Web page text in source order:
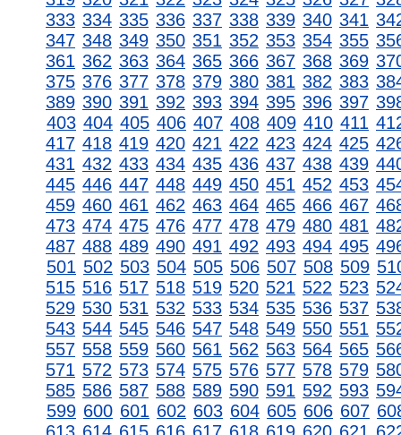
333 334 335 336 337 338 339 340 341
347 348 349 350 351 352 353 354 355
361 362 363 364 365 366 367 368 369
375 376 377 378 379 380 381 382 383
389 390 391 392 393 394 395 396 397
403 404 405 406 407 408 409 410 411
417 418 419 420 421 422 423 424 425
431 432 433 434 435 436 437 438 439
445 446 447 448 449 450 451 452 453
459 460 461 462 463 464 465 466 467
473 474 475 476 477 478 479 480 481
487 488 489 490 491 492 493 494 495
501 502 503 504 505 506 507 508 509
515 516 517 518 519 520 521 522 523
529 530 531 532 533 534 535 536 537
543 544 545 546 547 548 549 550 551
557 558 559 560 561 562 563 564 565
571 572 573 574 575 576 577 578 579
585 586 587 588 589 590 591 592 593
599 600 601 602 603 604 605 606 607